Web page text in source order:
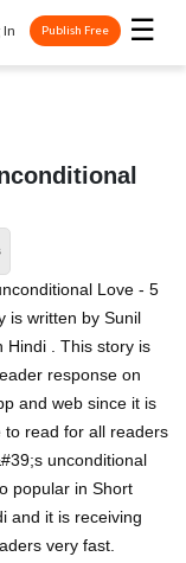
☰
Publish Free
Love - 5
is written by Sunil
Hindi . This story is
response on
and web since it is
to read for all readers
unconditional
popular in Short
and it is receiving
very fast.